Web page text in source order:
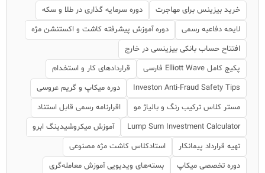
خرید بیزینس برای مهاجرت
دوره سرمایه گذاری در طلا و سکه
لایحه دفاعیه رسمی
دوره آموزش پیشرفته کاشت و اکستنشن مژه
افتتاح حساب بانکی بیزینسی در خارج
پکیج کامل Elliott Wave فارسی
قراردادهای کار و استخدام
Investon Anti-Fraud Safety Tips
دوره میکاپ و گریم عروسی
مستر کلاس ترکیب رنگ و بالیاژ مو
اقرارنامه رسمی قابل استناد
Lump Sum Investment Calculator
آموزش میکروشیدینگ ابرو
تهیه قرارداد پیمانکار
استادکلاس کاشت مژه مصنوعی
دوره تخصصی میکاپ
بسته‌های ویدیویی آموزش معامله‌گری